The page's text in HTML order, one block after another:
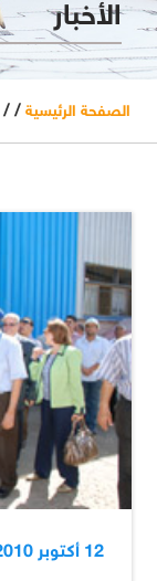
الأخبار
الصفحة الرئيسية / /
12 أكتوبر 2010